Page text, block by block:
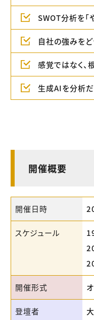
SWOT分析を「
自社の強みを
感覚ではなく、
生成AIを分析だ
開催概要
開催日時
スケジュール
開催形式
登壇者